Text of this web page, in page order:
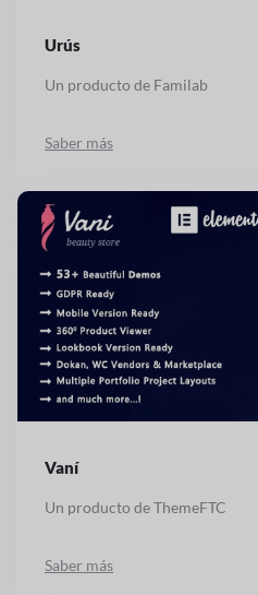
Urús
Un producto de Familab
Saber más
Vaní
Un producto de ThemeFTC
Saber más